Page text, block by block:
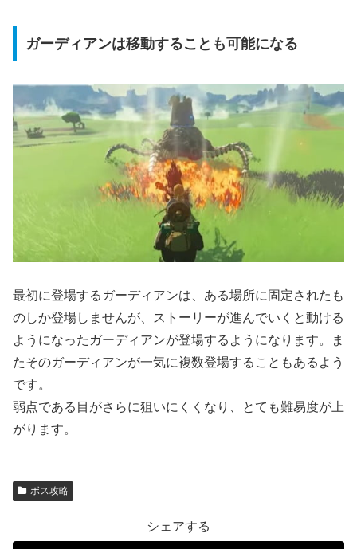
ガーディアンは移動することも可能になる
最初に登場するガーディアンは、ある場所に固定されたも
のしか登場しませんが、ストーリーが進んでいくと動ける
ようになったガーディアンが登場するようになります。ま
たそのガーディアンが一気に複数登場することもあるよう
です。
弱点である目がさらに狙いにくくなり、とても難易度が上
がります。
ボス攻略
シェアする